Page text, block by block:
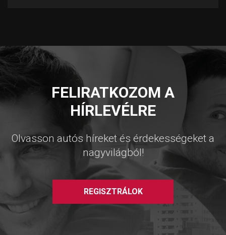
FELIRATKOZOM A
HÍRLEVÉLRE
Olvasson autós híreket és érdekességeket a
nagyvilágból!
REGISZTRÁLOK